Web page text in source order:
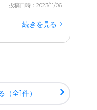
投稿日時：2023/11/06
続きを見る
全1件）